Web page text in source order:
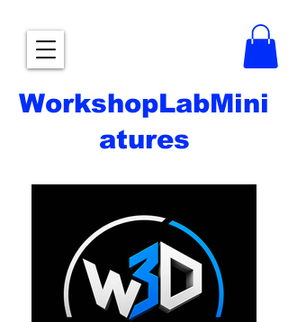
WorkshopLabMini
atures